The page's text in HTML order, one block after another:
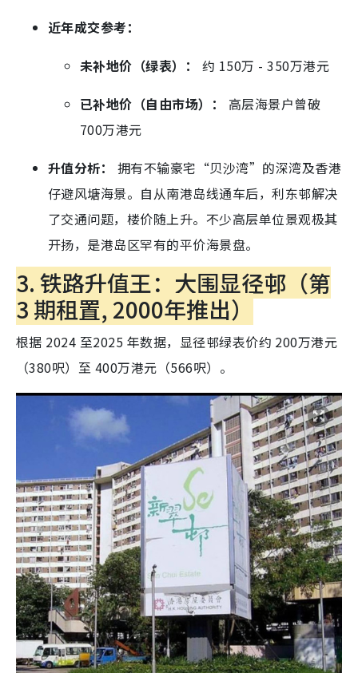
近年成交参考：
未补地价（绿表）：
约 150万 - 350万港元
已补地价（自由市场）：
高层海景户曾破
700万港元
升值分析：
拥有不输豪宅“贝沙湾”的深湾及香港
仔避风塘海景。自从南港岛线通车后，利东邨解决
了交通问题，楼价随上升。不少高层单位景观极其
开扬，是港岛区罕有的平价海景盘。
3. 铁路升值王：大围显径邨（第
3 期租置, 2000年推出）
根据 2024 至2025 年数据，显径邨绿表价约 200万港元
（380呎）至 400万港元（566呎）。